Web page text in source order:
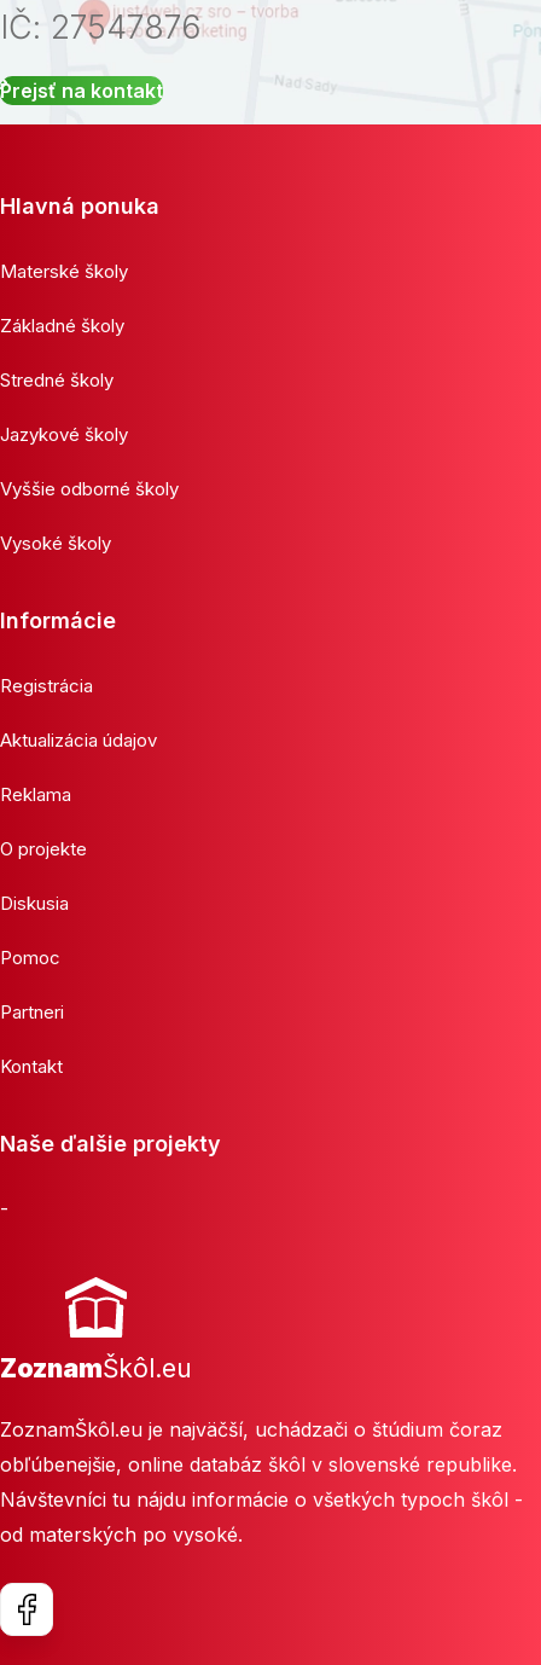
IČ: 27547876
Prejsť na kontakt
Hlavná ponuka
Materské školy
Základné školy
Stredné školy
Jazykové školy
Vyššie odborné školy
Vysoké školy
Informácie
Registrácia
Aktualizácia údajov
Reklama
O projekte
Diskusia
Pomoc
Partneri
Kontakt
Naše ďalšie projekty
-
ZoznamŠkôl.eu
ZoznamŠkôl.eu je najväčší, uchádzači o štúdium čoraz
obľúbenejšie, online databáz škôl v slovenské republike.
Návštevníci tu nájdu informácie o všetkých typoch škôl -
od materských po vysoké.